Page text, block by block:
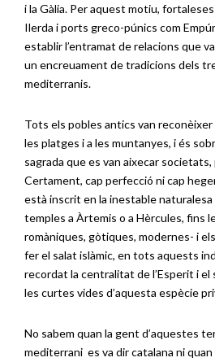
i la Gàlia. Per aquest motiu,
Ilerda i ports greco-púnics com
establir l’entramat de relacions que
un encreuament de tradicions dels
mediterranis.
Tots els pobles antics van reconèixer
les platges i a les muntanyes, i és
sagrada que es van aixecar
Certament, cap perfecció ni cap
està inscrit en la inestable naturalesa
temples a Àrtemis o a Hèrcules, fins
romàniques, gòtiques, modernes- i
fer el salat islàmic, en tots aquests
recordat la centralitat de l’Esperit i
les curtes vides d’aquesta espècie
No sabem quan la gent d’aquestes
mediterrani es va dir catalana ni